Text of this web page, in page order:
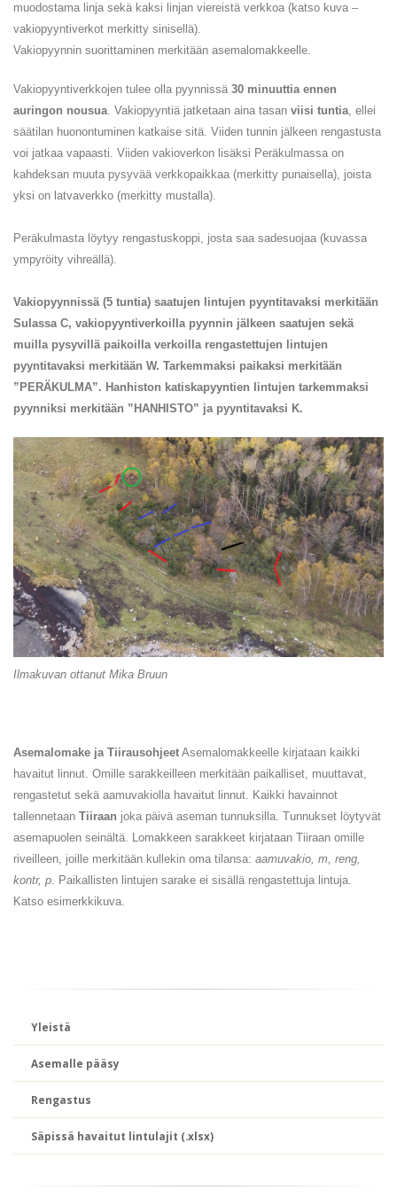
muodostama linja sekä kaksi linjan viereistä verkkoa (katso kuva –
vakiopyyntiverkot merkitty sinisellä).
Vakiopyynnin suorittaminen merkitään asemalomakkeelle.
Vakiopyyntiverkkojen tulee olla pyynnissä 30 minuuttia ennen
auringon nousua. Vakiopyyntiä jatketaan aina tasan viisi tuntia, ellei
säätilan huonontuminen katkaise sitä. Viiden tunnin jälkeen rengastusta
voi jatkaa vapaasti. Viiden vakioverkon lisäksi Peräkulmassa on
kahdeksan muuta pysyvää verkkopaikkaa (merkitty punaisella), joista
yksi on latvaverkko (merkitty mustalla).
Peräkulmasta löytyy rengastuskoppi, josta saa sadesuojaa (kuvassa
ympyröity vihreällä).
Vakiopyynnissä (5 tuntia) saatujen lintujen pyyntitavaksi merkitään
Sulassa C, vakiopyyntiverkoilla pyynnin jälkeen saatujen sekä
muilla pysyvillä paikoilla verkoilla rengastettujen lintujen
pyyntitavaksi merkitään W. Tarkemmaksi paikaksi merkitään
”PERÄKULMA”. Hanhiston katiskapyyntien lintujen tarkemmaksi
pyynniksi merkitään ”HANHISTO” ja pyyntitavaksi K.
Ilmakuvan ottanut Mika Bruun
Asemalomake ja Tiirausohjeet Asemalomakkeelle kirjataan kaikki
havaitut linnut. Omille sarakkeilleen merkitään paikalliset, muuttavat,
rengastetut sekä aamuvakiolla havaitut linnut. Kaikki havainnot
tallennetaan Tiiraan joka päivä aseman tunnuksilla. Tunnukset löytyvät
asemapuolen seinältä. Lomakkeen sarakkeet kirjataan Tiiraan omille
riveilleen, joille merkitään kullekin oma tilansa: aamuvakio, m, reng,
kontr, p. Paikallisten lintujen sarake ei sisällä rengastettuja lintuja.
Katso esimerkkikuva.
Yleistä
Asemalle pääsy
Rengastus
Säpissä havaitut lintulajit (.xlsx)